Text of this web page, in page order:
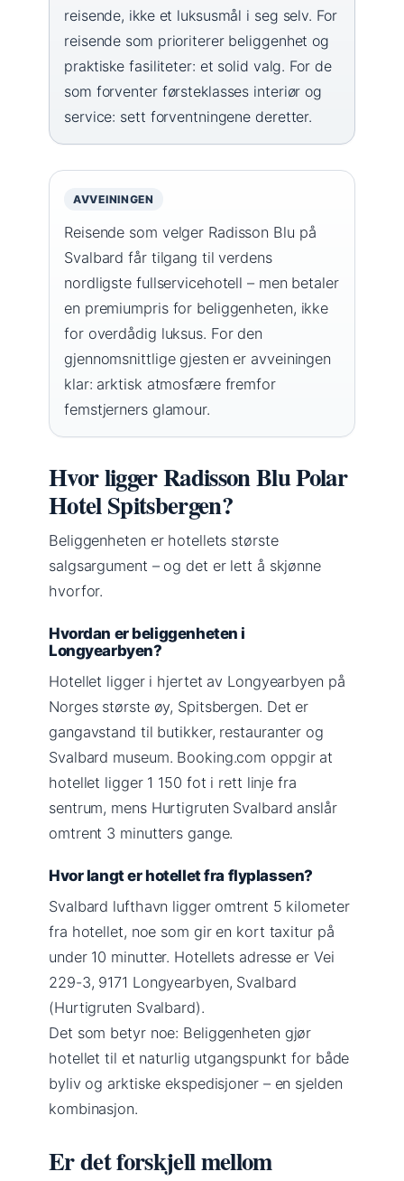
reisende, ikke et luksusmål i seg selv. For
reisende som prioriterer beliggenhet og
praktiske fasiliteter: et solid valg. For de
som forventer førsteklasses interiør og
service: sett forventningene deretter.
AVVEININGEN
Reisende som velger Radisson Blu på
Svalbard får tilgang til verdens
nordligste fullservicehotell – men betaler
en premiumpris for beliggenheten, ikke
for overdådig luksus. For den
gjennomsnittlige gjesten er avveiningen
klar: arktisk atmosfære fremfor
femstjerners glamour.
Hvor ligger Radisson Blu Polar
Hotel Spitsbergen?
Beliggenheten er hotellets største
salgsargument – og det er lett å skjønne
hvorfor.
Hvordan er beliggenheten i
Longyearbyen?
Hotellet ligger i hjertet av Longyearbyen på
Norges største øy, Spitsbergen. Det er
gangavstand til butikker, restauranter og
Svalbard museum. Booking.com oppgir at
hotellet ligger 1 150 fot i rett linje fra
sentrum, mens Hurtigruten Svalbard anslår
omtrent 3 minutters gange.
Hvor langt er hotellet fra flyplassen?
Svalbard lufthavn ligger omtrent 5 kilometer
fra hotellet, noe som gir en kort taxitur på
under 10 minutter. Hotellets adresse er Vei
229-3, 9171 Longyearbyen, Svalbard
(Hurtigruten Svalbard).
Det som betyr noe: Beliggenheten gjør
hotellet til et naturlig utgangspunkt for både
byliv og arktiske ekspedisjoner – en sjelden
kombinasjon.
Er det forskjell mellom